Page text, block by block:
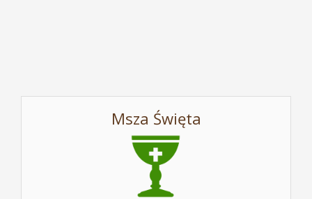
Msza Święta